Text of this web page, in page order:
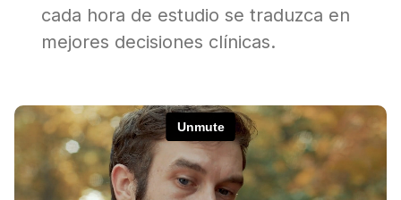
cada hora de estudio se traduzca en
mejores decisiones clínicas.